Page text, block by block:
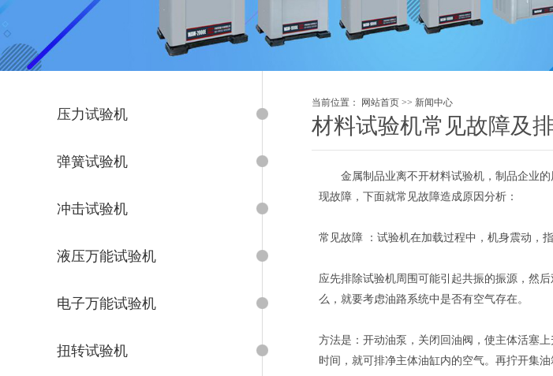
压力试验机
弹簧试验机
冲击试验机
液压万能试验机
电子万能试验机
扭转试验机
当前位置： 网站首页 >> 新闻中心
材料试验机常见故障及
金属制品业离不开材料试验机，制品企业
现故障，下面就常见故障造成原因分析：
常见故障 ：试验机在加载过程中，机身震动，
应先排除试验机周围可能引起共振的振源，然
么，就要考虑油路系统中是否有空气存在。
方法是：开动油泵，关闭回油阀，使主体活塞
时间，就可排净主体油缸内的空气。再拧开集